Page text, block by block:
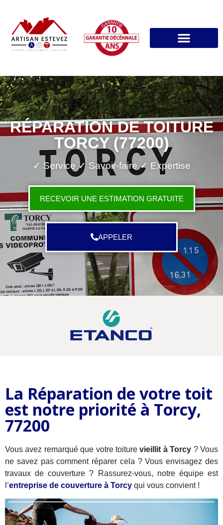
RÉPARATION DE TOITURE
TORCY (77200)
✓ Service ✓ Savoir-faire ✓ Expertise
RECEVOIR UNE ESTIMATION GRATUITE
APPELER
La Réparation de votre toit
est notre priorité à Torcy,
77200
Vous avez remarqué que votre toiturevieillit à Torcy ? Vous
ne savez pas comment réparer cela ? Vous envisagez des
travaux de couverture ? Rassurez-vous, notre équipe est
l’entreprise de couverture à Torcy qui vous convient !